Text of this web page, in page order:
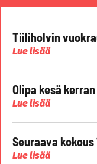
Tiiliholvin
Lue lisää
Olipa kesä
Lue lisää
Seuraava kokous
Lue lisää